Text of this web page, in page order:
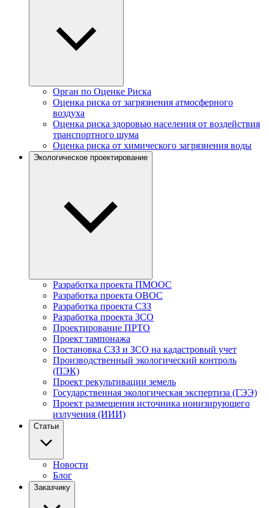
Орган по Оценке Риска
Оценка риска от загрязнения атмосферного
воздуха
Оценка риска здоровью населения от воздействия
транспортного шума
Оценка риска от химического загрязнения воды
Экологическое проектирование
Разработка проекта ПМООС
Разработка проекта ОВОС
Разработка проекта СЗЗ
Разработка проекта ЗСО
Проектирование ПРТО
Проект тампонажа
Постановка СЗЗ и ЗСО на кадастровый учет
Производственный экологический контроль
(ПЭК)
Проект рекультивации земель
Государственная экологическая экспертиза (ГЭЭ)
Проект размещения источника ионизирующего
излучения (ИИИ)
Статьи
Новости
Блог
Заказчику